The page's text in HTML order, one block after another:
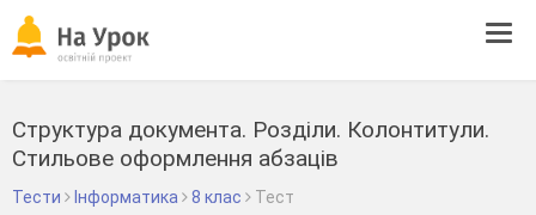
Структура документа. Розділи. Колонтитули.
Стильове оформлення абзаців
Тести Інформатика 8 клас Тест